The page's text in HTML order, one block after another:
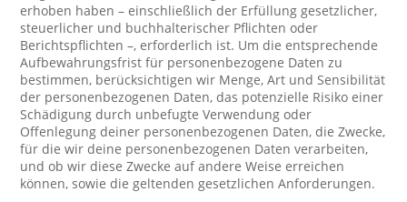
erhoben haben – einschließlich der Erfüllung gesetzlicher,
steuerlicher und buchhalterischer Pflichten oder
Berichtspflichten –, erforderlich ist. Um die entsprechende
Aufbewahrungsfrist für personenbezogene Daten zu
bestimmen, berücksichtigen wir Menge, Art und Sensibilität
der personenbezogenen Daten, das potenzielle Risiko einer
Schädigung durch unbefugte Verwendung oder
Offenlegung deiner personenbezogenen Daten, die Zwecke,
für die wir deine personenbezogenen Daten verarbeiten,
und ob wir diese Zwecke auf andere Weise erreichen
können, sowie die geltenden gesetzlichen Anforderungen.